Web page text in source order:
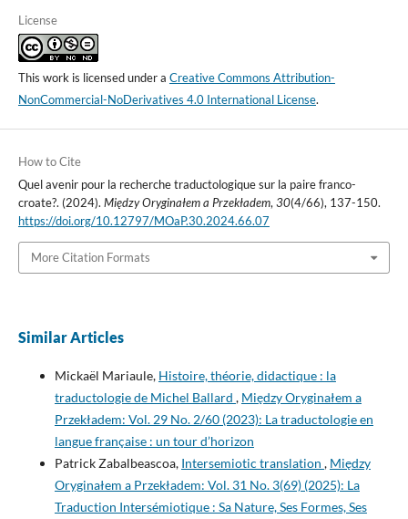
License
This work is licensed under a Creative Commons Attribution-
NonCommercial-NoDerivatives 4.0 International License.
How to Cite
Quel avenir pour la recherche traductologique sur la paire franco-
croate?. (2024). Między Oryginałem a Przekładem, 30(4/66), 137-150.
https://doi.org/10.12797/MOaP.30.2024.66.07
More Citation Formats
Similar Articles
Mickaël Mariaule, Histoire, théorie, didactique : la
traductologie de Michel Ballard , Między Oryginałem a
Przekładem: Vol. 29 No. 2/60 (2023): La traductologie en
langue française : un tour d’horizon
Patrick Zabalbeascoa, Intersemiotic translation , Między
Oryginałem a Przekładem: Vol. 31 No. 3(69) (2025): La
Traduction Intersémiotique : Sa Nature, Ses Formes, Ses